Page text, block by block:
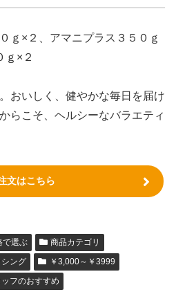
ｇ×２、アマニプラス３５０ｇ
ｇ×２
おいしく、健やかな毎日を届け
らこそ、ヘルシーなバラエティ
文はこちら
で選ぶ
商品カテゴリ
ング
￥3,000～￥3999
ッフのおすすめ